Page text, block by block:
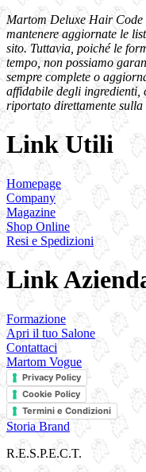
Martom Deluxe Hair Code
mantenere aggiornate le
sito. Tuttavia, poiché le
tempo, non possiamo
sempre complete o
affidabile degli ingredienti,
riportato direttamente sulla
Link Utili
Homepage
Company
Magazine
Shop Online
Resi e Spedizioni
Link
Formazione
Apri il tuo Salone
Contattaci
Martom Vogue
Privacy Policy
Cookie Policy
Termini e Condizioni
Storia Brand
R.E.S.P.E.C.T.